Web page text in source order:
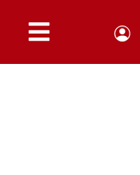
Portuguese,
English